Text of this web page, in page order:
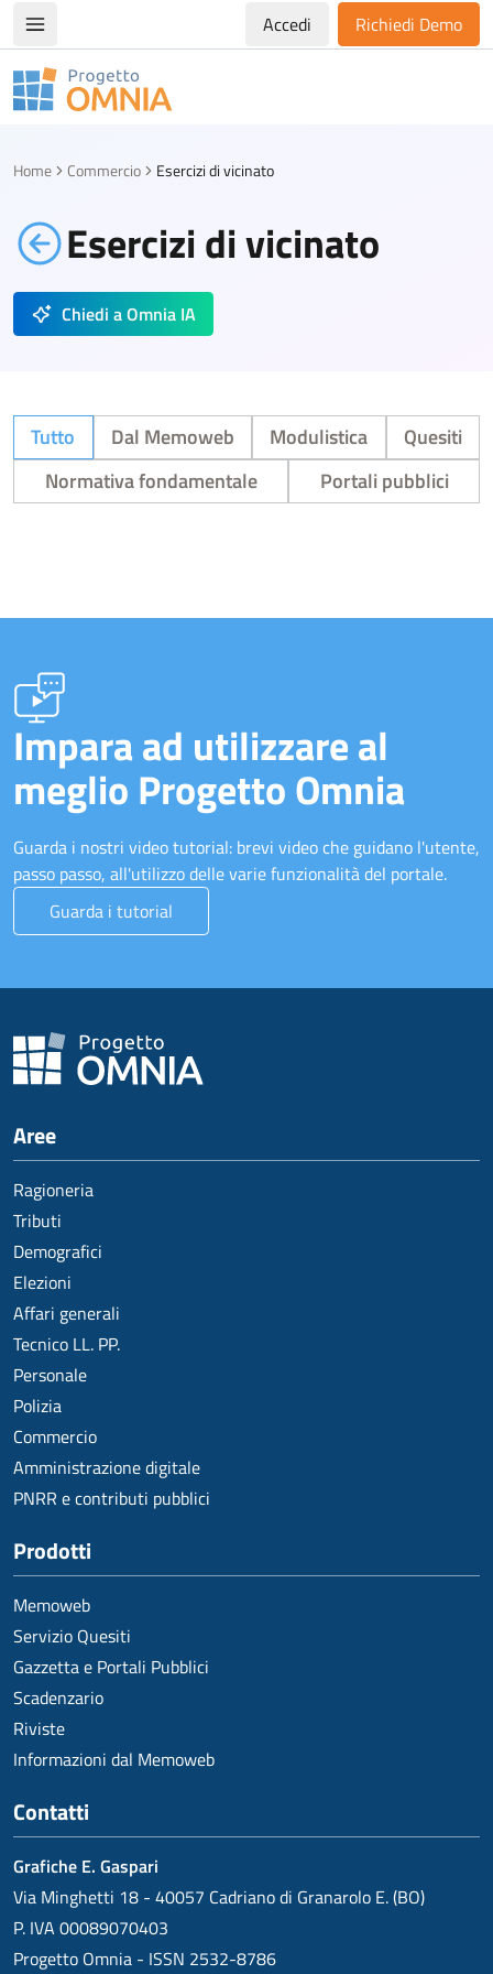
Apri/chiudi menù di navigazioneAccedi Richiedi Demo
Progetto Omnia
Home Commercio Esercizi di vicinato
Esercizi di vicinato
Chiedi a Omnia IA
Tutto Dal Memoweb Modulistica
Quesiti
Normativa fondamentale
Portali pubblici
Impara ad utilizzare al
meglio Progetto Omnia
Guarda i nostri video tutorial: brevi video che guidano l'utente,
passo passo, all'utilizzo delle varie funzionalità del portale.
Guarda i tutorial
Aree
Ragioneria
Tributi
Demografici
Elezioni
Affari generali
Tecnico LL. PP.
Personale
Polizia
Commercio
Amministrazione digitale
PNRR e contributi pubblici
Prodotti
Memoweb
Servizio Quesiti
Gazzetta e Portali Pubblici
Scadenzario
Riviste
Informazioni dal Memoweb
Contatti
Grafiche E. Gaspari
Via Minghetti 18 - 40057 Cadriano di Granarolo E. (BO)
P. IVA 00089070403
Progetto Omnia - ISSN 2532-8786